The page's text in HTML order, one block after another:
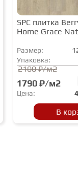
SPC плитка
Home Grace
Размер:
Упаковка:
2100 ₽/м2
1790 ₽/м2
Цена:
В